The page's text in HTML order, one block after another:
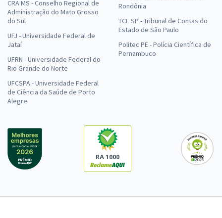
CRA MS - Conselho Regional de
Administração do Mato Grosso
do Sul
UFJ - Universidade Federal de
Jataí
UFRN - Universidade Federal do
Rio Grande do Norte
UFCSPA - Universidade Federal
de Ciência da Saúde de Porto
Alegre
Rondônia
TCE SP - Tribunal de Contas do
Estado de São Paulo
Politec PE - Polícia Científica de
Pernambuco
RA 1000